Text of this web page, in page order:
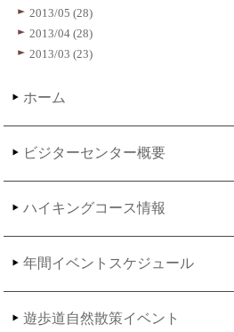
2013/05 (28)
2013/04 (28)
2013/03 (23)
ホーム
ビジターセンター概要
ハイキングコース情報
年間イベントスケジュール
遊歩道自然散策イベント